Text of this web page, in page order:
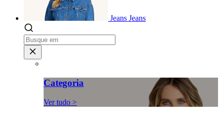
Jeans Jeans
Categoria
Ver tudo >